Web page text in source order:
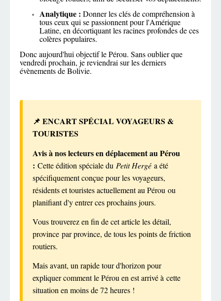
Analytique : Donner les clés de compréhension à
tous ceux qui se passionnent pour l'Amérique
Latine, en décortiquant les racines profondes de ces
colères populaires.
Donc aujourd'hui objectif le Pérou. Sans oublier que
vendredi prochain, je reviendrai sur les derniers
évènements de Bolivie.
📌 ENCART SPÉCIAL VOYAGEURS &
TOURISTES
Avis à nos lecteurs en déplacement au Pérou
: Cette édition spéciale du Petit Hergé a été
spécifiquement conçue pour les voyageurs,
résidents et touristes actuellement au Pérou ou
planifiant d'y entrer ces prochains jours.
Vous trouverez en fin de cet article les détail,
province par province, de tous les points de friction
routiers.
Mais avant, un rapide tour d'horizon pour
expliquer comment le Pérou en est arrivé à cette
situation en moins de 72 heures !